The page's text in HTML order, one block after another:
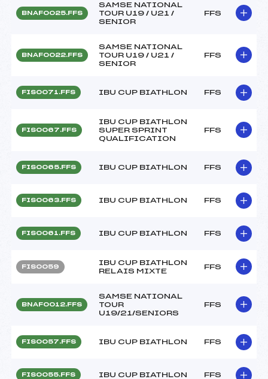
BNAF0025.FFS
SAMSE NATIONAL
TOUR U19 / U21 /
SENIOR
FFS
BNAF0022.FFS
SAMSE NATIONAL
TOUR U19 / U21 /
SENIOR
FFS
FIS0071.FFS IBU CUP BIATHLON FFS
FIS0067.FFS
IBU CUP BIATHLON
SUPER SPRINT
QUALIFICATION
FFS
FIS0065.FFS IBU CUP BIATHLON FFS
FIS0063.FFS IBU CUP BIATHLON FFS
FIS0061.FFS IBU CUP BIATHLON FFS
FIS0059
IBU CUP BIATHLON
RELAIS MIXTE
FFS
BNAF0012.FFS
SAMSE NATIONAL
TOUR
U19/21/SENIORS
FFS
FIS0057.FFS IBU CUP BIATHLON FFS
FIS0055.FFS IBU CUP BIATHLON FFS